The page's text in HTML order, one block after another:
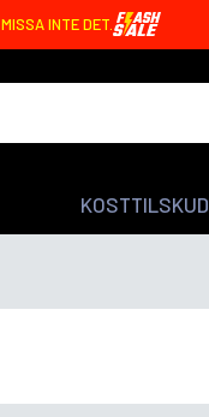
MISSA INTE DET.
KOSTTILSKUD